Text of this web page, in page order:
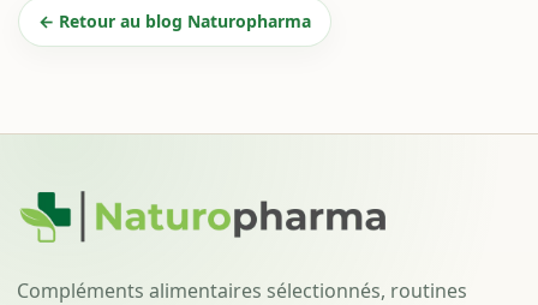
← Retour au blog Naturopharma
Compléments alimentaires sélectionnés, routines